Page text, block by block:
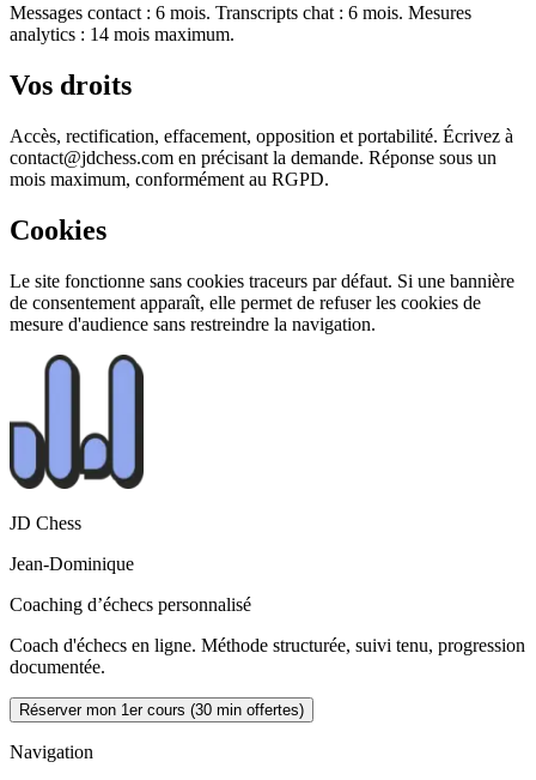
Messages contact : 6 mois. Transcripts chat : 6 mois. Mesures
analytics : 14 mois maximum.
Vos droits
Accès, rectification, effacement, opposition et portabilité. Écrivez à
contact@jdchess.com en précisant la demande. Réponse sous un
mois maximum, conformément au RGPD.
Cookies
Le site fonctionne sans cookies traceurs par défaut. Si une bannière
de consentement apparaît, elle permet de refuser les cookies de
mesure d'audience sans restreindre la navigation.
JD Chess
Jean-Dominique
Coaching d’échecs personnalisé
Coach d'échecs en ligne. Méthode structurée, suivi tenu, progression
documentée.
Réserver mon 1er cours (30 min offertes)
Navigation